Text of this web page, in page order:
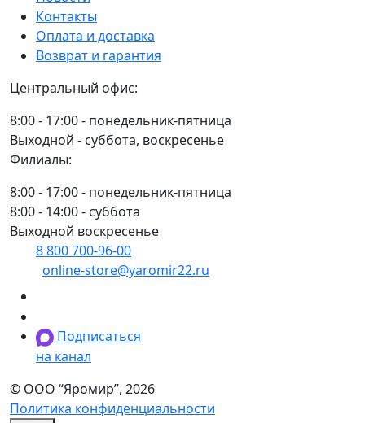
Контакты
Оплата и доставка
Возврат и гарантия
Центральный офис:
8:00 - 17:00 - понедельник-пятница
Выходной - суббота, воскресенье
Филиалы:
8:00 - 17:00 - понедельник-пятница
8:00 - 14:00 - суббота
Выходной воскресенье
8 800 700-96-00
online-store@yaromir22.ru
Подписаться
на канал
© ООО “Яромир”, 2026
Политика конфиденциальности